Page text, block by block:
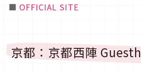
■ OFFICIAL SITE
京都：京都西陣